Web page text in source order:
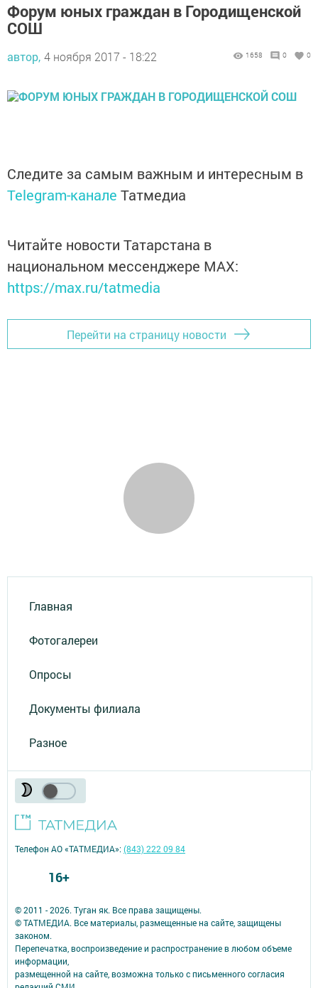
Форум юных граждан в Городищенской
СОШ
автор, 4 ноября 2017 - 18:22 1658 0 0
Следите за самым важным и интересным в
Telegram-канале Татмедиа
Читайте новости Татарстана в
национальном мессенджере MАХ:
https://max.ru/tatmedia
Перейти на страницу новости
Главная
Фотогалереи
Опросы
Документы филиала
Разное
© 2011 - 2026. Туган як. Все права защищены.
© ТАТМЕДИА. Все материалы, размещенные на сайте, защищены
законом.
Перепечатка, воспроизведение и распространение в любом объеме
информации,
размещенной на сайте, возможна только с письменного согласия
Телефон АО «ТАТМЕДИА»:(843) 222 09 84
16+